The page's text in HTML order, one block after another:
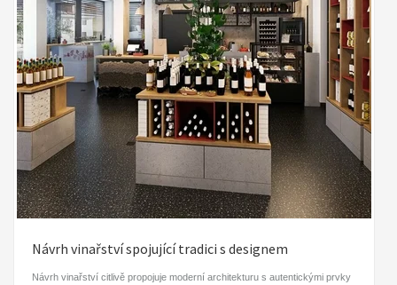
Návrh vinařství spojující tradici s designem
Návrh vinařství citlivě propojuje moderní architekturu s autentickými prvky